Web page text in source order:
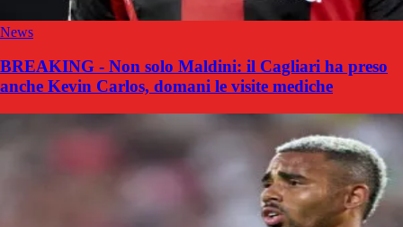
News
BREAKING - Non solo Maldini: il Cagliari ha preso
anche Kevin Carlos, domani le visite mediche